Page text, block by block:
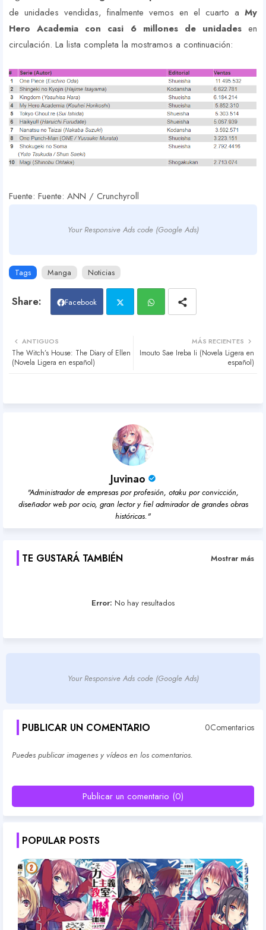
de unidades vendidas, finalmente vemos en el cuarto a My
Hero Academia con casi 6 millones de unidadesen
circulación. La lista completa la mostramos a continuación:
Fuente: Fuente: ANN / Crunchyroll
Your Responsive Ads code (Google Ads)
Tags Manga Noticias
Facebook
ter atsa
MÁS RECIENTES
Imouto Sae Ireba Ii (Novela Ligera en
español)
ANTIGUOS
The Witch’s House: The Diary of Ellen
(Novela Ligera en español)
Juvinao
"Administrador de empresas por profesión, otaku por convicción,
diseñador web por ocio, gran lector y fiel admirador de grandes obras
históricas."
TE GUSTARÁ TAMBIÉN Mostrar más
Error: No hay resultados
Your Responsive Ads code (Google Ads)
PUBLICAR UN COMENTARIO 0Comentarios
Puedes publicar imagenes y vídeos en los comentarios.
Publicar un comentario (0)
POPULAR POSTS